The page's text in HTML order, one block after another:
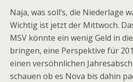
Naja, was soll’s, die Niederlage
Wichtig ist jetzt der Mittwoch.
MSV könnte ein wenig Geld in
bringen, eine Perspektive für
einen versöhnlichen
schauen ob es Nova bis dahin